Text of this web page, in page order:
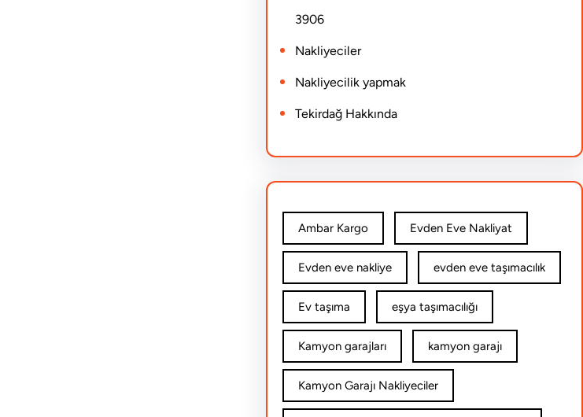
3906
Nakliyeciler
Nakliyecilik yapmak
Tekirdağ Hakkında
Ambar Kargo Evden Eve Nakliyat
Evden eve nakliye evden eve taşımacılık
Ev taşıma eşya taşımacılığı
Kamyon garajları kamyon garajı
Kamyon Garajı Nakliyeciler